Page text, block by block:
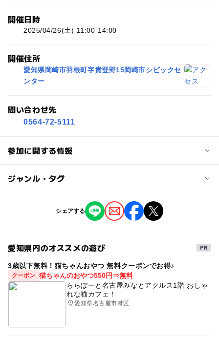
開催日時
2025/04/26(土) 11:00-14:00
開催住所
愛知県岡崎市羽根町字貴登野15岡崎市シビックセ
ンター
問い合わせ先
0564-72-5111
参加に関する情報
対象年齢
3歳･4歳･5歳･6歳(幼児) 小学生 中学生･高校生
ジャンル・タグ
季節のイベント
タグ
駐車場無料 雨の日でもOK
シェアする
愛知県内のオススメの遊び
3歳以下無料！猫ちゃんおやつ 無料クーポンでお得♪
クーポン 猫ちゃんのおやつ550円⇒無料
ららぽーと名古屋みなとアクルス1階 おしゃ
れな猫カフェ！
愛知県名古屋市港区